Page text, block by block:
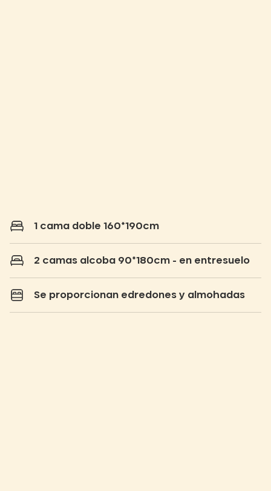
1 cama doble 160*190cm
2 camas alcoba 90*180cm - en entresuelo
Se proporcionan edredones y almohadas